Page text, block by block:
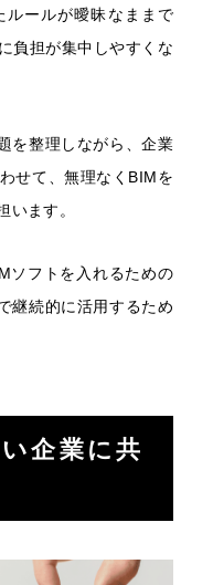
ルールが曖昧なままで
負担が集中しやすくな
を整理しながら、企業
せて、無理なくBIMを
います。
ソフトを入れるための
継続的に活用するため
企業に共